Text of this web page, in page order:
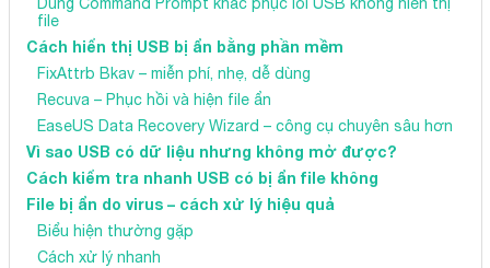
file
Cách hiển thị USB bị ẩn bằng phần mềm
FixAttrb Bkav – miễn phí, nhẹ, dễ dùng
Recuva – Phục hồi và hiện file ẩn
EaseUS Data Recovery Wizard – công cụ chuyên sâu hơn
Vì sao USB có dữ liệu nhưng không mở được?
Cách kiểm tra nhanh USB có bị ẩn file không
File bị ẩn do virus – cách xử lý hiệu quả
Biểu hiện thường gặp
Cách xử lý nhanh